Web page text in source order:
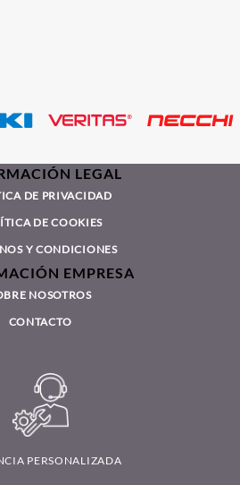
LEGAL
DE PRIVACIDAD
DE COOKIES
Y CONDICIONES
EMPRESA
NOSOTROS
CONTACTO
PERSONALIZADA